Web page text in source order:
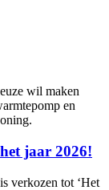
wil maken
en
jaar 2026!
verkozen tot ‘Het